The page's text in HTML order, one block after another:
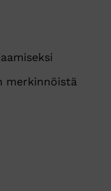
merkinnöistä